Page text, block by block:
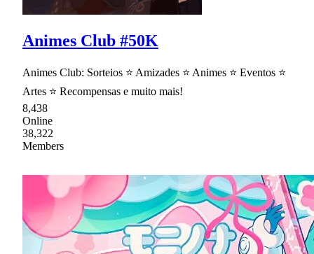
Animes Club #50K
Animes Club: Sorteios ⭐ Amizades ⭐ Animes ⭐ Eventos ⭐
Artes ⭐ Recompensas e muito mais!
8,438
Online
38,322
Members